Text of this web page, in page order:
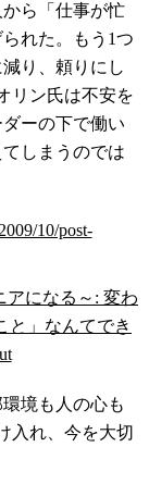
ら「仕事が忙
れた。もう1つ
り、頼りにし
リン氏は不安を
ーの下で働い
しまうのでは
アになる～: 変わ
と」なんてでき
境も人の心も
入れ、今を大切